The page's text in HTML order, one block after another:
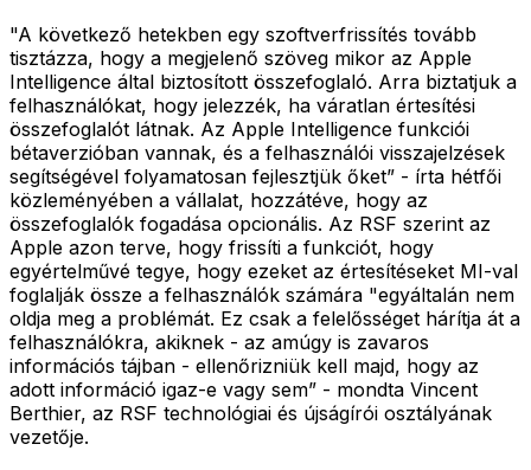
"A következő hetekben egy szoftverfrissítés tovább
tisztázza, hogy a megjelenő szöveg mikor az Apple
Intelligence által biztosított összefoglaló. Arra biztatjuk a
felhasználókat, hogy jelezzék, ha váratlan értesítési
összefoglalót látnak. Az Apple Intelligence funkciói
bétaverzióban vannak, és a felhasználói visszajelzések
segítségével folyamatosan fejlesztjük őket” - írta hétfői
közleményében a vállalat, hozzátéve, hogy az
összefoglalók fogadása opcionális. Az RSF szerint az
Apple azon terve, hogy frissíti a funkciót, hogy
egyértelművé tegye, hogy ezeket az értesítéseket MI-val
foglalják össze a felhasználók számára "egyáltalán nem
oldja meg a problémát. Ez csak a felelősséget hárítja át a
felhasználókra, akiknek - az amúgy is zavaros
információs tájban - ellenőrizniük kell majd, hogy az
adott információ igaz-e vagy sem” - mondta Vincent
Berthier, az RSF technológiai és újságírói osztályának
vezetője.